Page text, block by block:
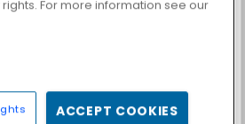
Solitario FRVR
For more information see our
ACCEPT COOKIES